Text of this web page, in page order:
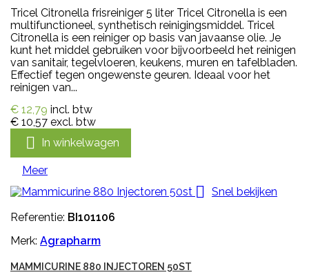
Tricel Citronella frisreiniger 5 liter Tricel Citronella is een
multifunctioneel, synthetisch reinigingsmiddel. Tricel
Citronella is een reiniger op basis van javaanse olie. Je
kunt het middel gebruiken voor bijvoorbeeld het reinigen
van sanitair, tegelvloeren, keukens, muren en tafelbladen.
Effectief tegen ongewenste geuren. Ideaal voor het
reinigen van...
€ 12,79 incl. btw
€ 10,57 excl. btw
 In winkelwagen
Meer

Snel bekijken
Referentie: BI101106
Merk: Agrapharm
MAMMICURINE 880 INJECTOREN 50ST